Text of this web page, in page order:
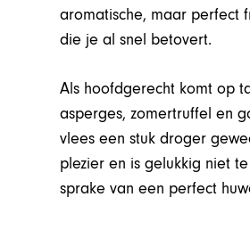
aromatische, maar perfect
die je al snel betovert.
Als hoofdgerecht komt op
asperges, zomertruffel en
vlees een stuk droger
plezier en is gelukkig niet
sprake van een perfect